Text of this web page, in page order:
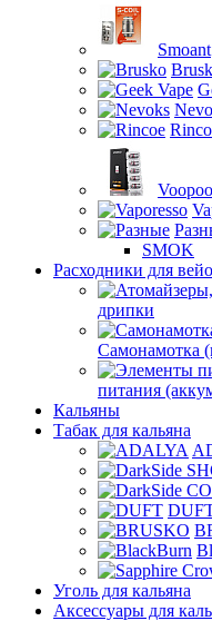
Smoant
Voopoo
SMOK
Расходники для
дрипки
Самонамотка
питания
Кальяны
Табак для кальяна
Уголь для кальяна
Аксессуары для